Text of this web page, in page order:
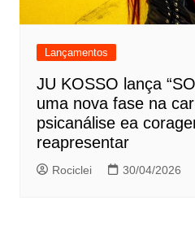
Lançamentos
JU KOSSO lança
uma nova fase na
psicanálise ea
reapresentar
Rociclei 30/04/2026